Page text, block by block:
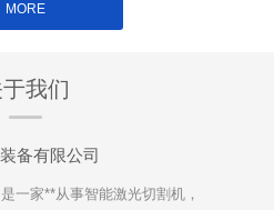
MORE
我们
备有限公司
一家**从事智能激光切割机，